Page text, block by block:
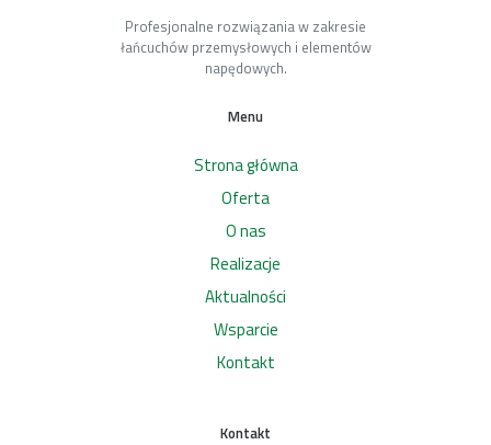
Profesjonalne rozwiązania w zakresie
łańcuchów przemysłowych i elementów
napędowych.
Menu
Strona główna
Oferta
O nas
Realizacje
Aktualności
Wsparcie
Kontakt
Kontakt